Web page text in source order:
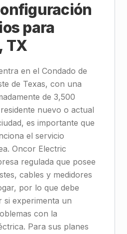
para
TX
en el Condado de
de Texas, con una
de 3,500
nuevo o actual
es importante que
el servicio
Oncor Electric
regulada que posee
cables y medidores
por lo que debe
experimenta un
con la
Para sus planes